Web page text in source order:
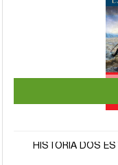
HISTÓRIA DOS